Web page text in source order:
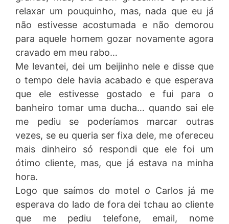
relaxar um pouquinho, mas, nada que eu já
não estivesse acostumada e não demorou
para aquele homem gozar novamente agora
cravado em meu rabo…
Me levantei, dei um beijinho nele e disse que
o tempo dele havia acabado e que esperava
que ele estivesse gostado e fui para o
banheiro tomar uma ducha… quando sai ele
me pediu se poderíamos marcar outras
vezes, se eu queria ser fixa dele, me ofereceu
mais dinheiro só respondi que ele foi um
ótimo cliente, mas, que já estava na minha
hora.
Logo que saímos do motel o Carlos já me
esperava do lado de fora dei tchau ao cliente
que me pediu telefone, email, nome